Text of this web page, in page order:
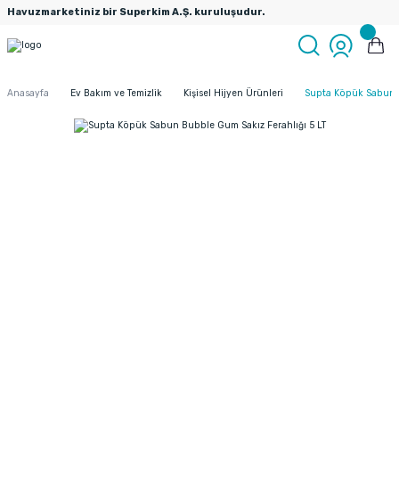
Havuzmarketiniz bir Superkim A.Ş. kuruluşudur.
Anasayfa Ev Bakım ve Temizlik Kişisel Hijyen Ürünleri Supta Köpük Sabun